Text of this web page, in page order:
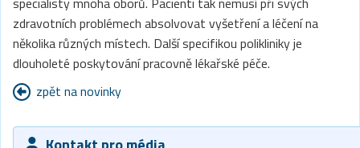
zdravotních problémech absolvovat vyšetření a léčení na
několika různých místech. Další specifikou polikliniky je
dlouholeté poskytování pracovně lékařské péče.
zpět na novinky